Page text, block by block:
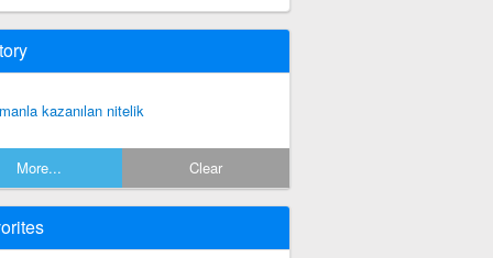
kazanılan nitelik
More... Clear